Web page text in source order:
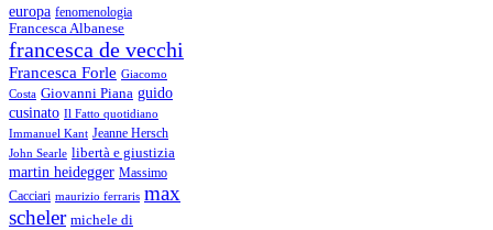
europa fenomenologia
Francesca Albanese
francesca de vecchi
Francesca Forle Giacomo
Costa Giovanni Piana guido
cusinato Il Fatto quotidiano
Immanuel Kant Jeanne Hersch
John Searle libertà e giustizia
martin heidegger Massimo
Cacciari maurizio ferraris max
scheler michele di